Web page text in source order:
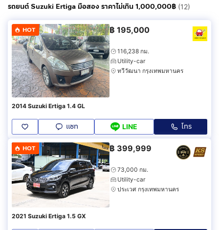
รถยนต์ Suzuki Ertiga มือสอง ราคาไม่เกิน 1,000,000฿ (12)
HOT ฿ 195,000
116,238 กม.
Utility-car
ทวีวัฒนา กรุงเทพมหานคร
2014 Suzuki Ertiga 1.4 GL
แชท LINE โทร
HOT ฿ 399,999
73,000 กม.
Utility-car
ประเวศ กรุงเทพมหานคร
2021 Suzuki Ertiga 1.5 GX